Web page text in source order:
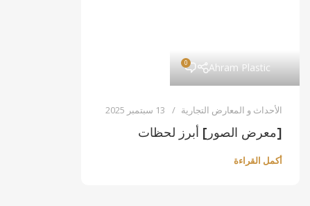
Ahram Plastic
0
الأحداث و المعارض التجارية 13 سبتمبر 2025
[معرض الصور] أبرز لحظات
أكمل القراءة